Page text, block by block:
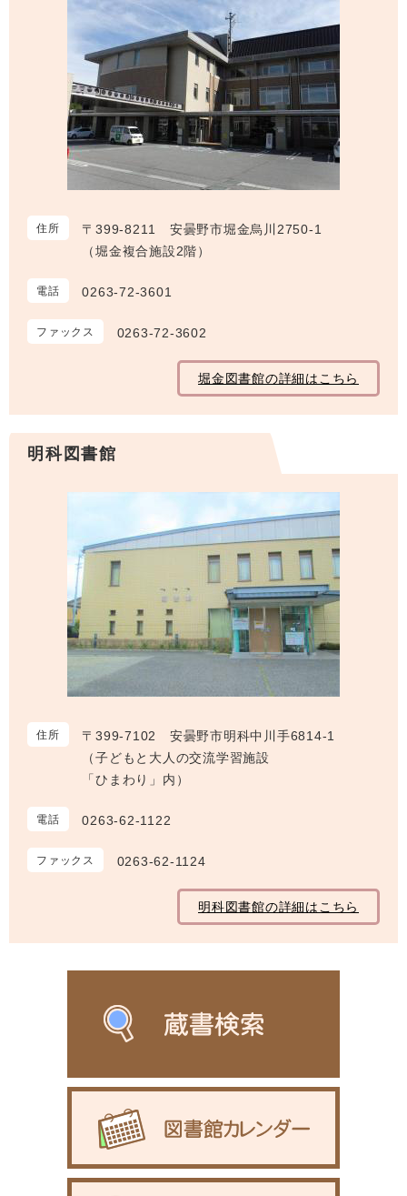
住所
〒399-8211 安曇野市堀金烏川2750-1
（堀金複合施設2階）
電話 0263-72-3601
ファックス 0263-72-3602
堀金図書館の詳細はこちら
明科図書館
住所
〒399-7102 安曇野市明科中川手6814-1
（子どもと大人の交流学習施設
「ひまわり」内）
電話 0263-62-1122
ファックス 0263-62-1124
明科図書館の詳細はこちら